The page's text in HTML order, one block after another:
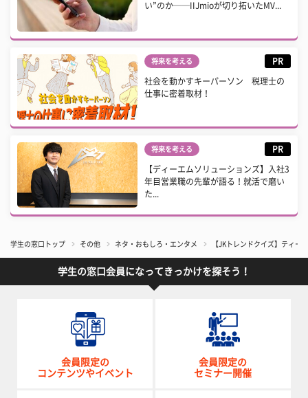
い”のか──IIJmioが切り拓いたMV...
将来を考える PR
社会を動かすキーパーソン 税理士の
仕事に密着取材！
将来を考える PR
【ディーエムソリューションズ】入社3
年目営業職の先輩が語る！就活で磨い
た...
学生の窓口トップ その他 ネタ・おもしろ・エンタメ 【JKトレンドクイズ】ティー
学生の窓口会員になってきっかけを探そう！
会員限定の
コンテンツやイベント
会員限定の
セミナー開催